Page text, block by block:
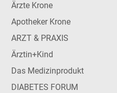
Ärzte Krone
Apotheker Krone
ARZT & PRAXIS
Ärztin+Kind
Das Medizinprodukt
DIABETES FORUM